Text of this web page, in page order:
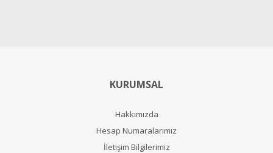
KURUMSAL
Hakkımızda
Hesap Numaralarımız
İletişim Bilgilerimiz